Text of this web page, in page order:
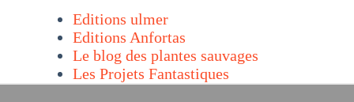
Editions ulmer
Editions Anfortas
Le blog des plantes sauvages
Les Projets Fantastiques